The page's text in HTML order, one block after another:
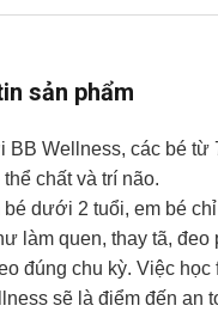
sản phẩm
BB Wellness, các bé từ
chất và trí não.
dưới 2 tuổi, em bé
làm quen, thay tã,
đúng chu kỳ. Việc học
sẽ là điểm đến an